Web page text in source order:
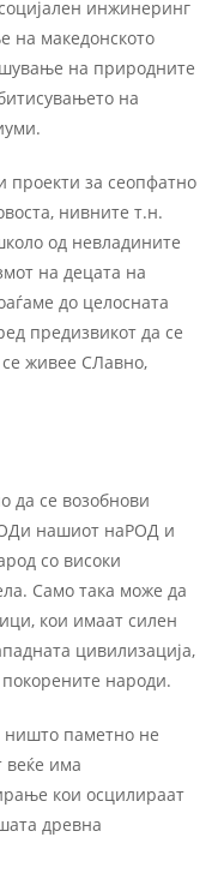
инжинеринг
на македонското
на природните
на
проекти за сеопфатно
нивните т.н.
од невладините
на децата на
до целосната
предизвикот да се
живее СЛавно,
да се возобнови
нашиот наРОД и
со високи
Само така може да
кои имаат силен
цивилизација,
покорените народи.
ништо паметно не
веќе има
кои осцилираат
древна